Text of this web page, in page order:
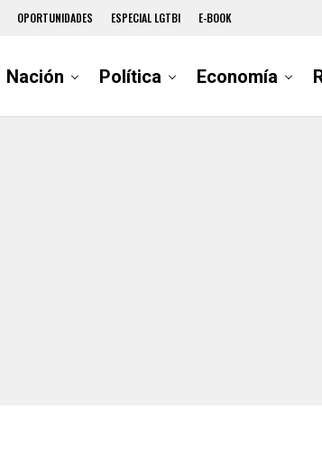
OPORTUNIDADES ESPECIAL LGTBI E-BOOK
Nación Política Economía